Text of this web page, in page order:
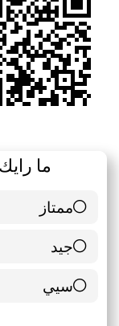
ما
ممتاز
6 ( 85.71 % )
جيد
0 ( 0 % )
سيي
1 ( 14.29 % )